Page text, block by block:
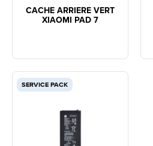
CACHE ARRIERE VERT
XIAOMI PAD 7
SERVICE PACK